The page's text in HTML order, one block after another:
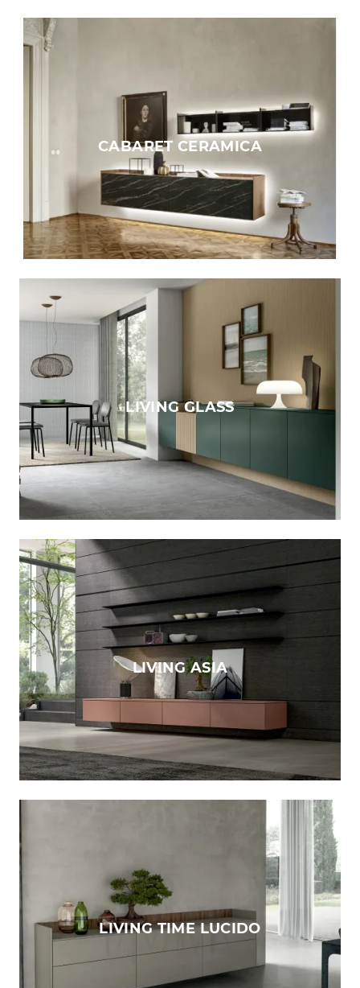
CABARET CERAMICA
LIVING GLASS
LIVING ASIA
LIVING TIME LUCIDO